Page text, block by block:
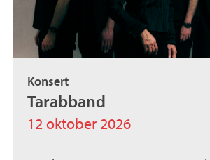
Konsert
Tarabband
12 oktober 2026